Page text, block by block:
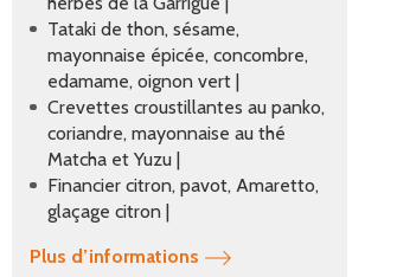
Tataki de thon, sésame,
mayonnaise épicée, concombre,
edamame, oignon vert |
Crevettes croustillantes au panko,
coriandre, mayonnaise au thé
Matcha et Yuzu |
Financier citron, pavot, Amaretto,
glaçage citron |
Plus d’informations